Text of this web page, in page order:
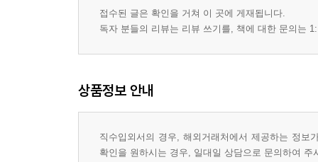
접수된 글은 확인을 거쳐 이 곳에 게재됩니다.
독자 분들의 리뷰는 리뷰 쓰기를, 책에 대한 문의는
상품정보 안내
직수입외서의 경우, 해외거래처에서 제공하는 정
확인을 원하시는 경우, 일대일 상담으로 문의하여 주